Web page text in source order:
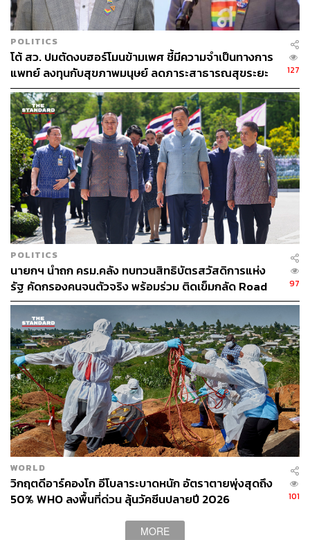
136
ABOUT THE AUTHOR
THE STANDARD TEAM
กองบรรณาธิการ THE STANDARD
POLITICS
โต้ สว. ปมตัดงบฮอร์โมนข้ามเพศ ชี้มีความจำเป็นทางการ
แพทย์ ลงทุนกับสุขภาพมนุษย์ ลดภาระสาธารณสุขระยะ
ยาว
127
POLITICS
นายกฯ นำถก ครม.คลัง ทบทวนสิทธิบัตรสวัสดิการแห่ง
รัฐ คัดกรองคนจนตัวจริง พร้อมร่วม ติดเข็มกลัด Road
to Bangkok WorldPride 2030
97
WORLD
วิกฤตดีอาร์คองโก อีโบลาระบาดหนัก อัตราตายพุ่งสุดถึง
50% WHO ลงพื้นที่ด่วน ลุ้นวัคซีนปลายปี 2026
101
MORE